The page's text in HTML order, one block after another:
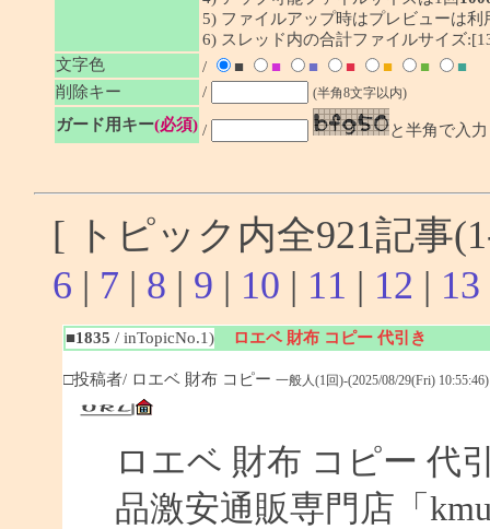
5) ファイルアップ時はプレビューは利
6) スレッド内の合計ファイルサイズ
文字色
/ ■ ■ ■ ■ ■ ■
■
削除キー
/ (半角8文字以内)
ガード用キー(必須) / と半角で入力
[ トピック内全921記
6 | 7 | 8 | 9 | 10 | 11 | 12 | 13
■1835 / inTopicNo.1) ロエベ 財布 コピー 代引き
□投稿者/ ロエベ 財布 コピー 一般人(1回)-(2025/08/29(Fri) 10:55:46)
ロエベ 財布 コピー 代
品激安通販専門店「